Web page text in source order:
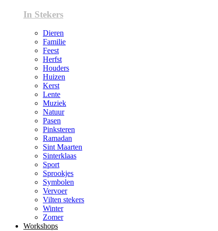
In Stekers
Dieren
Familie
Feest
Herfst
Houders
Huizen
Kerst
Lente
Muziek
Natuur
Pasen
Pinksteren
Ramadan
Sint Maarten
Sinterklaas
Sport
Sprookjes
Symbolen
Vervoer
Vilten stekers
Winter
Zomer
Workshops